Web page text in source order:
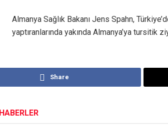
Almanya Sağlık Bakanı Jens Spahn,
yaptıranlarında yakında Almanya’ya
Share
HABERLER